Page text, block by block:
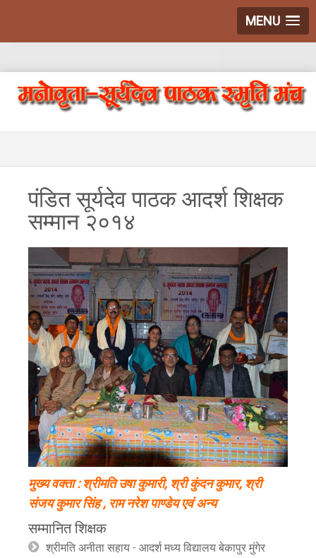
MENU
पंडित सूर्यदेव पाठक आदर्श शिक्षक
सम्मान २०१४
मुख्य वक्ता : श्रीमति उषा कुमारी, श्री कुंदन कुमार, श्री
संजय कुमार सिंह , राम नरेश पाण्डेय एवं अन्य
सम्मानित शिक्षक
श्रीमति अनीता सहाय - आदर्श मध्य विद्यालय बेकापुर मुंगेर